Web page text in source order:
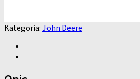
Kategoria: John Deere